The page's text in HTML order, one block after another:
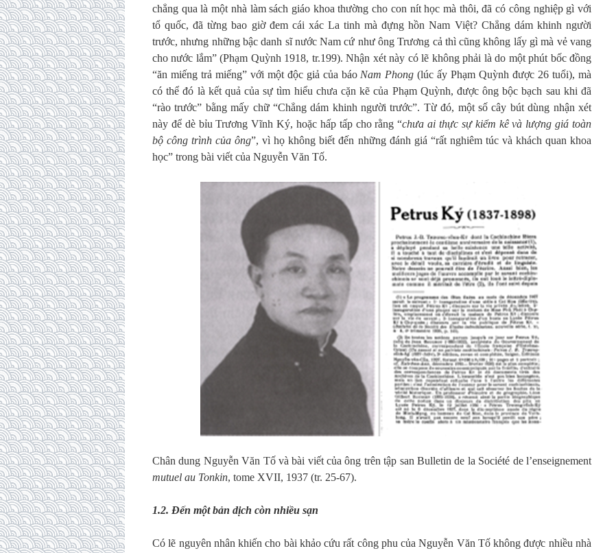
chẳng qua là một nhà làm sách giáo khoa thường cho con nít học mà thôi, đã có công nghiệp gì với
tổ quốc, đã từng bao giờ đem cái xác La tinh mà đựng hồn Nam Việt? Chẳng dám khinh người
trước, nhưng những bậc danh sĩ nước Nam cứ như ông Trương cả thì cũng không lấy gì mà vẻ vang
cho nước lắm” (Phạm Quỳnh 1918, tr.199). Nhận xét này có lẽ không phải là do một phút bốc đồng
“ăn miếng trả miếng” với một độc giả của báo Nam Phong (lúc ấy Phạm Quỳnh được 26 tuổi), mà
có thể đó là kết quả của sự tìm hiểu chưa cặn kẽ của Phạm Quỳnh, được ông bộc bạch sau khi đã
“rào trước” bằng mấy chữ “Chẳng dám khinh người trước”. Từ đó, một số cây bút dùng nhận xét
này để dè bỉu Trương Vĩnh Ký, hoặc hấp tấp cho rằng “chưa ai thực sự kiểm kê và lượng giá toàn
bộ công trình của ông”, vì họ không biết đến những đánh giá “rất nghiêm túc và khách quan khoa
học” trong bài viết của Nguyễn Văn Tố.
Chân dung Nguyễn Văn Tố và bài viết của ông trên tập san Bulletin de la Société de l’enseignement
mutuel au Tonkin, tome XVII, 1937 (tr. 25-67).
1.2. Đến một bản dịch còn nhiều sạn
Có lẽ nguyên nhân khiến cho bài khảo cứu rất công phu của Nguyễn Văn Tố không được nhiều nhà